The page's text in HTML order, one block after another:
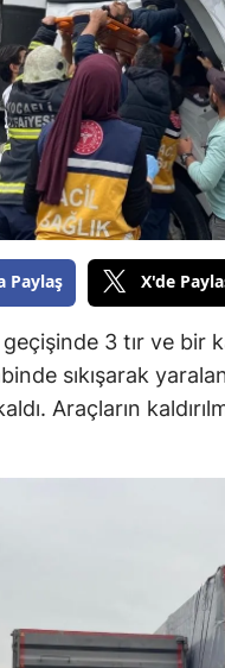
Paylaş X'de
3 tır ve bir
sıkışarak
Araçların